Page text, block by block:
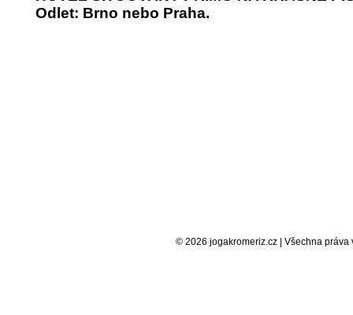
Odlet: Brno nebo Praha.
© 2026 jogakromeriz.cz | Všechna práva